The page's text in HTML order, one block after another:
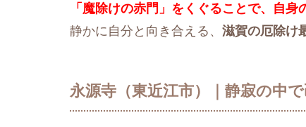
「魔除けの赤門」をくぐることで、自身
静かに自分と向き合える、 滋賀の厄除け
永源寺（東近江市）｜静寂の中